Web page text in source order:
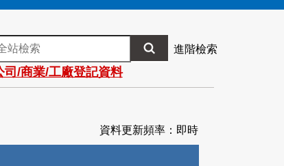
進階檢索
司/商業/工廠登記資料
資料更新頻率：即時